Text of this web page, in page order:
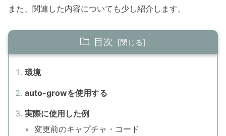
また、関連した内容についても少し紹介します。
目次
環境
auto-growを使用する
実際に使用した例
変更前のキャプチャ・コード